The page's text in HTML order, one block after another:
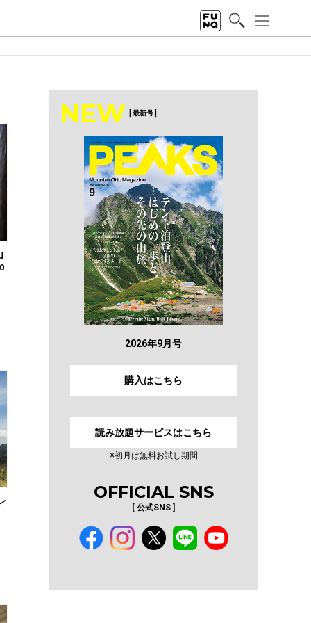
NEW [ 最新号 ]
2026年9月号
購入はこちら
読み放題サービスはこちら
※初月は無料お試し期間
OFFICIAL SNS
[ 公式SNS ]